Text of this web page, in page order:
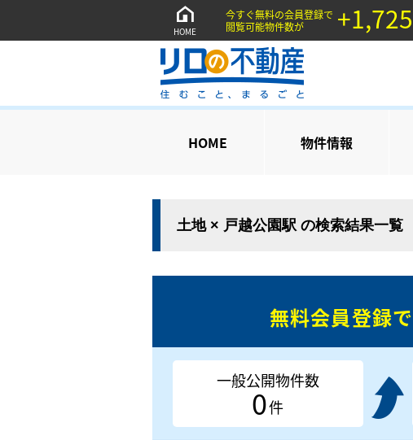
HOME
今すぐ無料の会員登録で
閲覧可能物件数が
+1,725
HOME 物件情報
土地 × 戸越公園駅 の検索結果一覧
無料会員登録で
一般公開物件数
0件